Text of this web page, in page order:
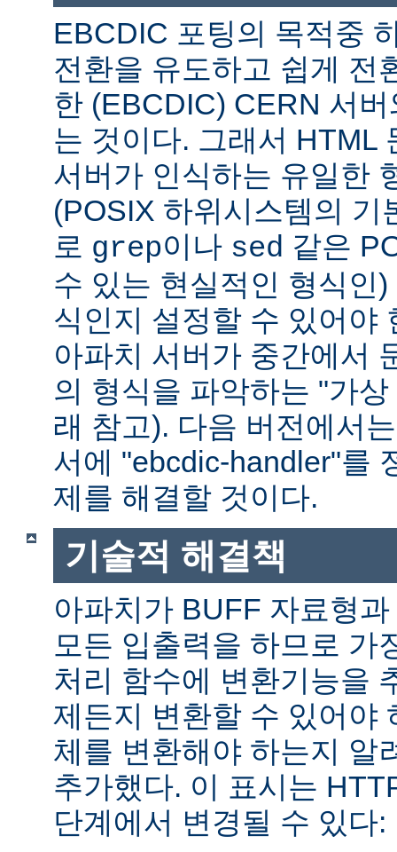
EBCDIC 포팅의 목적중
전환을 유도하고 쉽게 전
한 (EBCDIC) CERN 서
는 것이다. 그래서 HTML
서버가 인식하는 유일한
(POSIX 하위시스템의 기
로 grep이나 sed 같은
수 있는 현실적인 형식인
식인지 설정할 수 있어야
아파치 서버가 중간에서
의 형식을 파악하는 "가
래 참고). 다음 버전에서
서에 "ebcdic-handler"를
제를 해결할 것이다.
기술적 해결책
아파치가 BUFF 자료형
모든 입출력을 하므로 가
처리 함수에 변환기능을
제든지 변환할 수 있어야
체를 변환해야 하는지 알
추가했다. 이 표시는
단계에서 변경될 수 있다: